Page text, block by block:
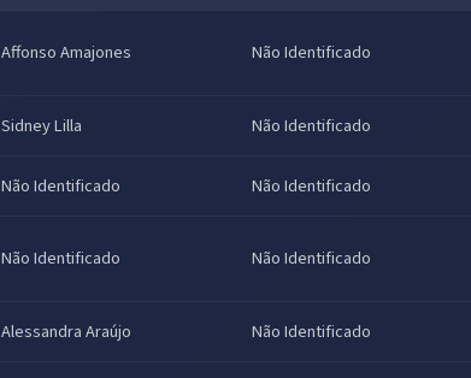
Affonso Amajones Não Identificado
Sidney Lilla Não Identificado
Não Identificado Não Identificado
Não Identificado Não Identificado
Alessandra Araújo Não Identificado